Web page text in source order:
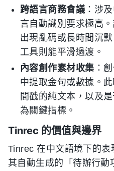
跨語言商務會議 ：涉
言自動識別要求極高
出現亂碼或長時間沉
工具則能平滑過渡。
內容創作素材收集 ：
中提取金句或數據。
間戳的純文本，以及
為關鍵指標。
Tinrec 的價值與邊界
Tinrec 在中文語境下的
其自動生成的「待辦行動